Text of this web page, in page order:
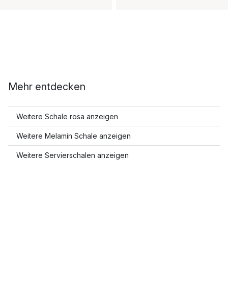
Mehr entdecken
Weitere Schale rosa anzeigen
Weitere Melamin Schale anzeigen
Weitere Servierschalen anzeigen